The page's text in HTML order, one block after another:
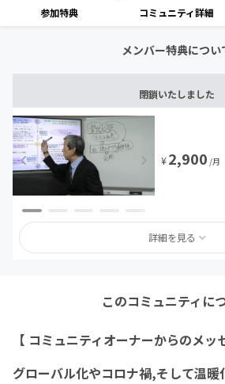
参加特典 コミュニティ詳細
メンバー特典につい
閉鎖いたしました
¥2,900 /月
詳細を見る
このコミュニティに
【 コミュニティオーナーからのメッ
グローバル化やコロナ禍,そして温